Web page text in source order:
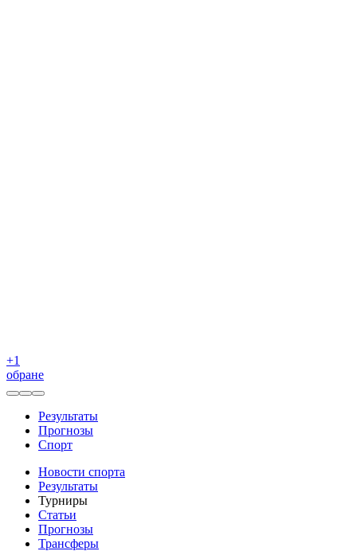
+1
обране
Результаты
Прогнозы
Спорт
Новости спорта
Результаты
Турниры
Статьи
Прогнозы
Трансферы